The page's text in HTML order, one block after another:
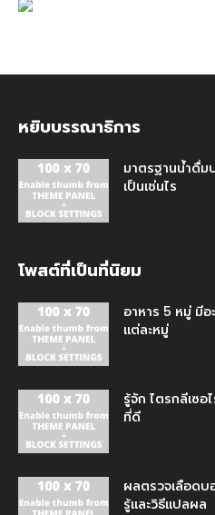
หยิบบรรณาธิการ
มาตรฐานน้ำดื่ม
เป็นเช่นไร
โพสต์ที่เป็นที่นิยม
อาหาร 5 หมู่ มีอ
แต่ละหมู่
รู้จัก ไตรกลีเซอ
ที่ดี
ผลตรวจเลือดบ
รู้และวิธีแปลผล